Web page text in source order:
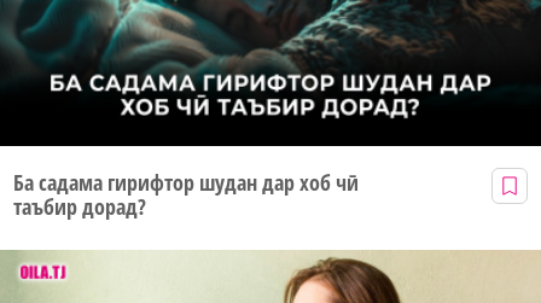
Ба садама гирифтор шудан дар хоб чӣ
таъбир дорад?